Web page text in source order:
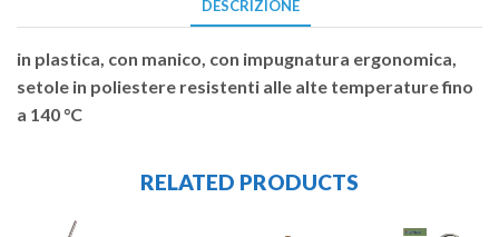
DESCRIZIONE
in plastica, con manico, con impugnatura ergonomica,
setole in poliestere resistenti alle alte temperature fino
a 140 °C
RELATED PRODUCTS